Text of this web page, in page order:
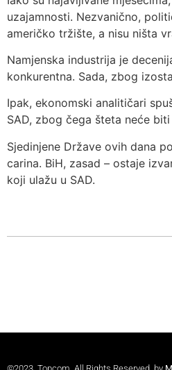
uzajamnosti. Nezvanično,
američko tržište, a nisu ništa
Namjenska industrija je
konkurentna. Sada, zbog
Ipak, ekonomski analitičari
SAD, zbog čega šteta neće
Sjedinjene Države ovih dana
carina. BiH, zasad – ostaje
koji ulažu u SAD.